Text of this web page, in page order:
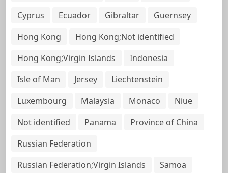
Cyprus
Ecuador Gibraltar
Guernsey
Hong Kong
Hong Kong;Not identified
Hong Kong;Virgin Islands
Indonesia
Isle of Man
Jersey
Liechtenstein
Luxembourg
Malaysia Monaco
Niue
Not identified
Panama
Province of China
Russian Federation
Russian Federation;Virgin Islands
Samoa